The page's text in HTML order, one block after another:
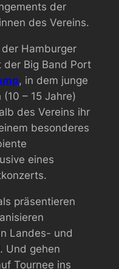
der
des Vereins.
Hamburger
der Big Band Port
, in dem junge
– 15 Jahre)
des Vereins ihr
besonderes
eines
präsentieren
Landes- und
Und gehen
Tournee ins